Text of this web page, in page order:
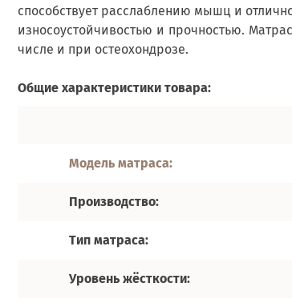
способствует расслаблению мышц и
износоустойчивостью и прочностью.
числе и при остеохондрозе.
Общие характеристики товара:
Модель матраса:
Производство:
Тип матраса:
Уровень жёсткости: